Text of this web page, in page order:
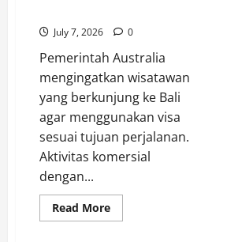
July 7, 2026 0
Pemerintah Australia
mengingatkan wisatawan
yang berkunjung ke Bali
agar menggunakan visa
sesuai tujuan perjalanan.
Aktivitas komersial
dengan...
Read MoreRead
more